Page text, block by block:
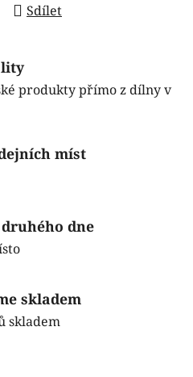
Sdílet
produkty přímo z dílny v
míst
dne
skladem
skladem